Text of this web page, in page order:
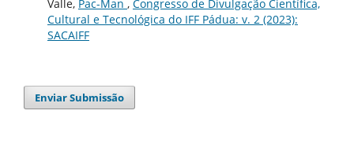
Valle, Pac-Man , Congresso de Divulgação Científica,
Cultural e Tecnológica do IFF Pádua: v. 2 (2023):
SACAIFF
Enviar Submissão